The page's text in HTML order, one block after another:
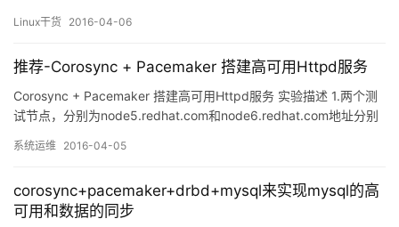
为：node5.redhat.com、node6.redhat.com、
Linux干货 2016-04-06
推荐-Corosync + Pacemaker 搭建高可用Httpd服务
Corosync + Pacemaker 搭建高可用Httpd服务 实验描述 1.两个测
试节点，分别为node5.redhat.com和node6.redhat.com地址分别
存储，NFS地址为172.16.0.254，NFS已经共享出了一
系统运维 2016-04-05
corosync+pacemaker+drbd+mysql来实现mysql的高
可用和数据的同步